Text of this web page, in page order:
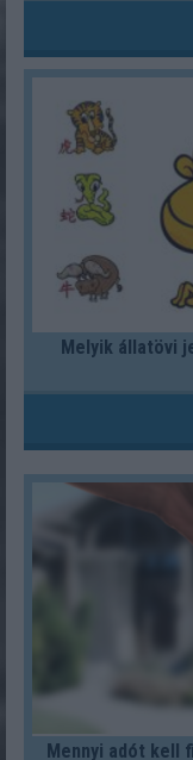
Melyik állatövi
Mennyi adót kell